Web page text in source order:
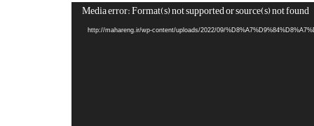
Media error: Format(s) not supported or source(s) not found